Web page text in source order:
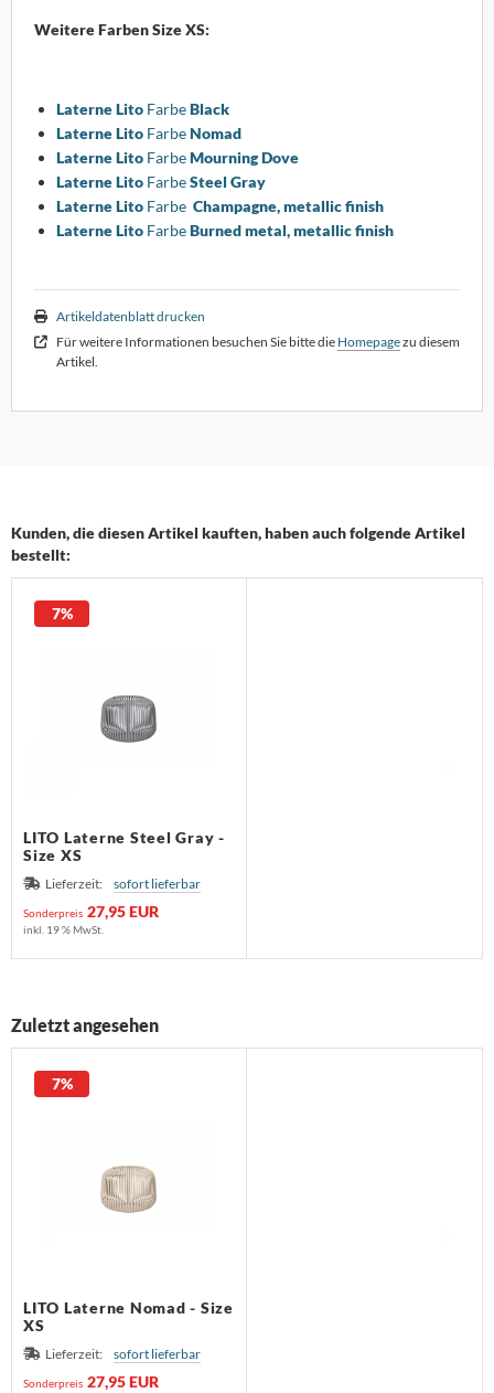
Weitere Farben Size XS:
Laterne Lito FarbeBlack
Laterne Lito FarbeNomad
Laterne Lito FarbeMourning Dove
Laterne Lito FarbeSteel Gray
Laterne Lito Farbe Champagne, metallic finish
Laterne Lito FarbeBurned metal, metallic finish
Artikeldatenblatt drucken
Für weitere Informationen besuchen Sie bitte die Homepagezu diesem
Artikel.
Kunden, die diesen Artikel kauften, haben auch folgende Artikel
bestellt:
LITO Laterne Steel Gray -
Size XS
Lieferzeit: sofort lieferbar
Sonderpreis 27,95 EUR
7%
inkl. 19 % MwSt.
Zuletzt angesehen
LITO Laterne Nomad - Size
XS
Lieferzeit: sofort lieferbar
Sonderpreis 27,95 EUR
7%
Schmitt